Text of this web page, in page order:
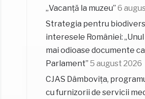
„Vacanță la muzeu” 6
Strategia pentru
interesele României:
mai odioase documente
Parlament” 5 august 2026
CJAS Dâmbovița,
cu furnizorii de servicii